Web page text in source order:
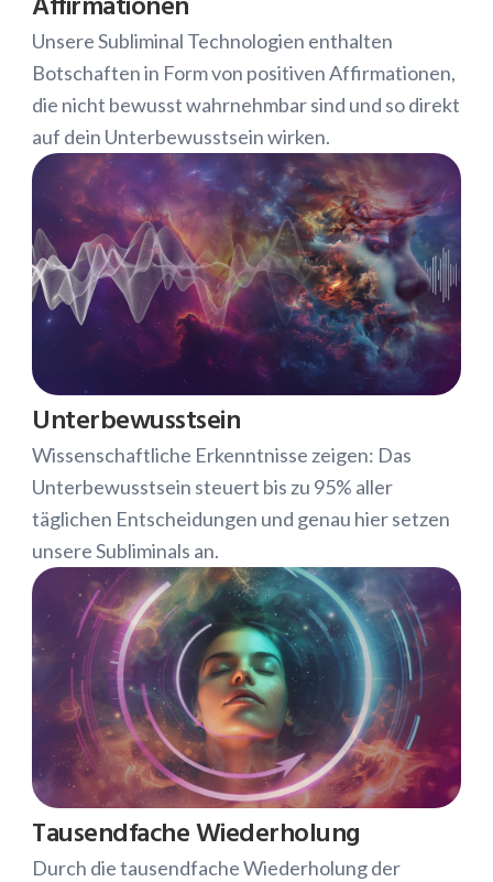
Unsere Subliminal Technologien enthalten
Botschaften in Form von positiven Affirmationen,
die nicht bewusst wahrnehmbar sind und so direkt
auf dein Unterbewusstsein wirken.
Unterbewusstsein
Wissenschaftliche Erkenntnisse zeigen: Das
Unterbewusstsein steuert bis zu 95% aller
täglichen Entscheidungen und genau hier setzen
unsere Subliminals an.
Tausendfache Wiederholung
Durch die tausendfache Wiederholung der